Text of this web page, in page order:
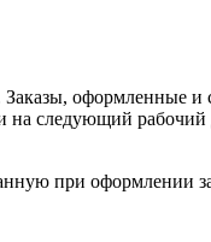
оформленные
на следующий рабочий
при оформлении